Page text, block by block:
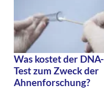
Was kostet der DNA-
Test zum Zweck der
Ahnenforschung?